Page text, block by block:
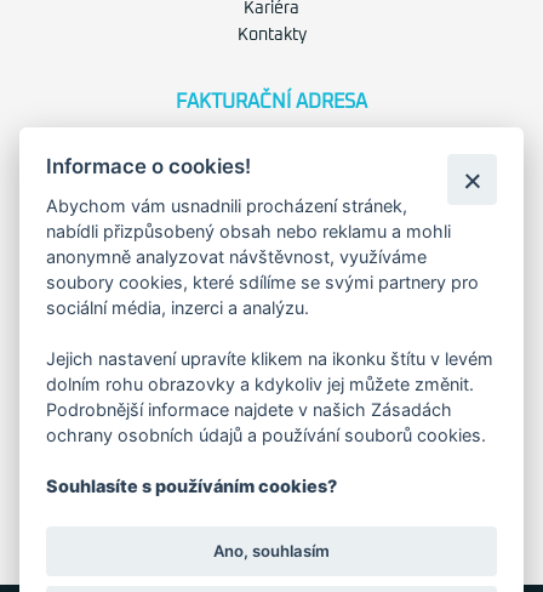
Kariéra
Kontakty
FAKTURAČNÍ ADRESA
Družstevní 1394/12
Praha 4 - Nusle, 140 00
DIČ: CZ28404009
KORESP. ADRESA A SKLAD
Lutopecny 159 (areál bývalého ZD)
Kroměříž, 767 01
+420 725 017 295
Informace o cookies!
Abychom vám usnadnili procházení stránek,
nabídli přizpůsobený obsah nebo reklamu a mohli
anonymně analyzovat návštěvnost, využíváme
soubory cookies, které sdílíme se svými partnery pro
sociální média, inzerci a analýzu.
Jejich nastavení upravíte klikem na ikonku štítu v levém
dolním rohu obrazovky a kdykoliv jej můžete změnit.
Podrobnější informace najdete v našich Zásadách
ochrany osobních údajů a používání souborů cookies.
Souhlasíte s používáním cookies?
Ano, souhlasím